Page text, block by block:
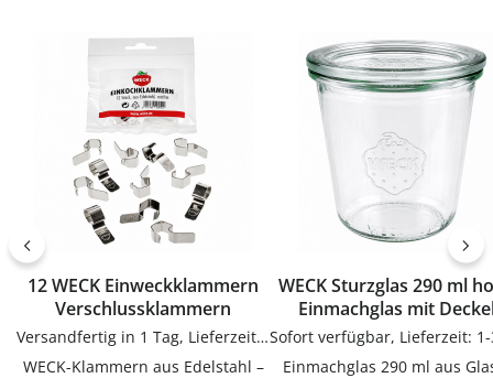
12 WECK Einweckklammern
Verschlussklammern
Versandfertig in 1 Tag, Lieferzeit 1-3 Tage
WECK-Klammern aus Edelstahl –
WECK Sturzglas 290 ml hoch
Einmachglas mit
Einmachglas 290 ml aus